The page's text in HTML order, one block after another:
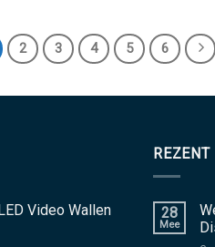
2 3 4 5 6
Video Wallen
28
Mee